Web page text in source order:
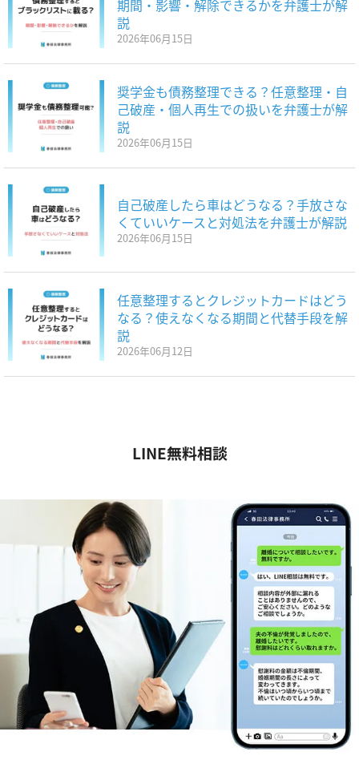
期間・影響・解除できるかを弁護士が解
説
2026年06月15日
奨学金も債務整理できる？任意整理・自
己破産・個人再生での扱いを弁護士が解
説
2026年06月15日
自己破産したら車はどうなる？手放さな
くていいケースと対処法を弁護士が解説
2026年06月15日
任意整理するとクレジットカードはどう
なる？使えなくなる期間と代替手段を解
説
2026年06月12日
LINE無料相談